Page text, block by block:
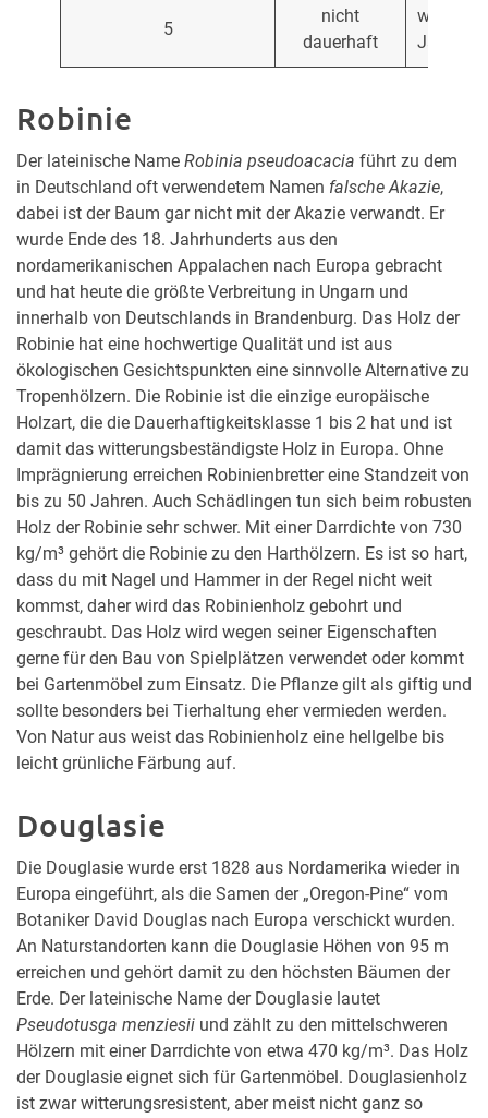
5
nicht
dauerhaft
weniger
Jahre
Robinie
Der lateinische Name Robinia pseudoacacia führt zu dem
in Deutschland oft verwendetem Namen falsche Akazie,
dabei ist der Baum gar nicht mit der Akazie verwandt. Er
wurde Ende des 18. Jahrhunderts aus den
nordamerikanischen Appalachen nach Europa gebracht
und hat heute die größte Verbreitung in Ungarn und
innerhalb von Deutschlands in Brandenburg. Das Holz der
Robinie hat eine hochwertige Qualität und ist aus
ökologischen Gesichtspunkten eine sinnvolle Alternative zu
Tropenhölzern. Die Robinie ist die einzige europäische
Holzart, die die Dauerhaftigkeitsklasse 1 bis 2 hat und ist
damit das witterungsbeständigste Holz in Europa. Ohne
Imprägnierung erreichen Robinienbretter eine Standzeit von
bis zu 50 Jahren. Auch Schädlingen tun sich beim robusten
Holz der Robinie sehr schwer. Mit einer Darrdichte von 730
kg/m³ gehört die Robinie zu den Harthölzern. Es ist so hart,
dass du mit Nagel und Hammer in der Regel nicht weit
kommst, daher wird das Robinienholz gebohrt und
geschraubt. Das Holz wird wegen seiner Eigenschaften
gerne für den Bau von Spielplätzen verwendet oder kommt
bei Gartenmöbel zum Einsatz. Die Pflanze gilt als giftig und
sollte besonders bei Tierhaltung eher vermieden werden.
Von Natur aus weist das Robinienholz eine hellgelbe bis
leicht grünliche Färbung auf.
Douglasie
Die Douglasie wurde erst 1828 aus Nordamerika wieder in
Europa eingeführt, als die Samen der „Oregon-Pine“ vom
Botaniker David Douglas nach Europa verschickt wurden.
An Naturstandorten kann die Douglasie Höhen von 95 m
erreichen und gehört damit zu den höchsten Bäumen der
Erde. Der lateinische Name der Douglasie lautet
Pseudotusga menziesii und zählt zu den mittelschweren
Hölzern mit einer Darrdichte von etwa 470 kg/m³. Das Holz
der Douglasie eignet sich für Gartenmöbel. Douglasienholz
ist zwar witterungsresistent, aber meist nicht ganz so